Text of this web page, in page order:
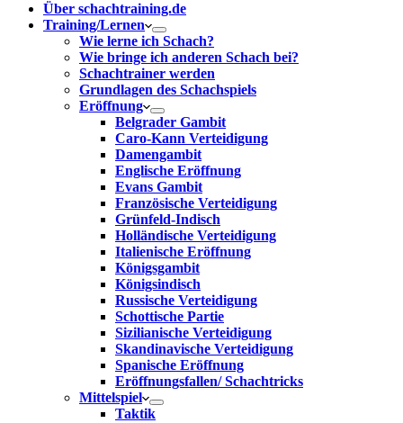
Über schachtraining.de
Training/Lernen
Wie lerne ich Schach?
Wie bringe ich anderen Schach bei?
Schachtrainer werden
Grundlagen des Schachspiels
Eröffnung
Belgrader Gambit
Caro-Kann Verteidigung
Damengambit
Englische Eröffnung
Evans Gambit
Französische Verteidigung
Grünfeld-Indisch
Holländische Verteidigung
Italienische Eröffnung
Königsgambit
Königsindisch
Russische Verteidigung
Schottische Partie
Sizilianische Verteidigung
Skandinavische Verteidigung
Spanische Eröffnung
Eröffnungsfallen/ Schachtricks
Mittelspiel
Taktik